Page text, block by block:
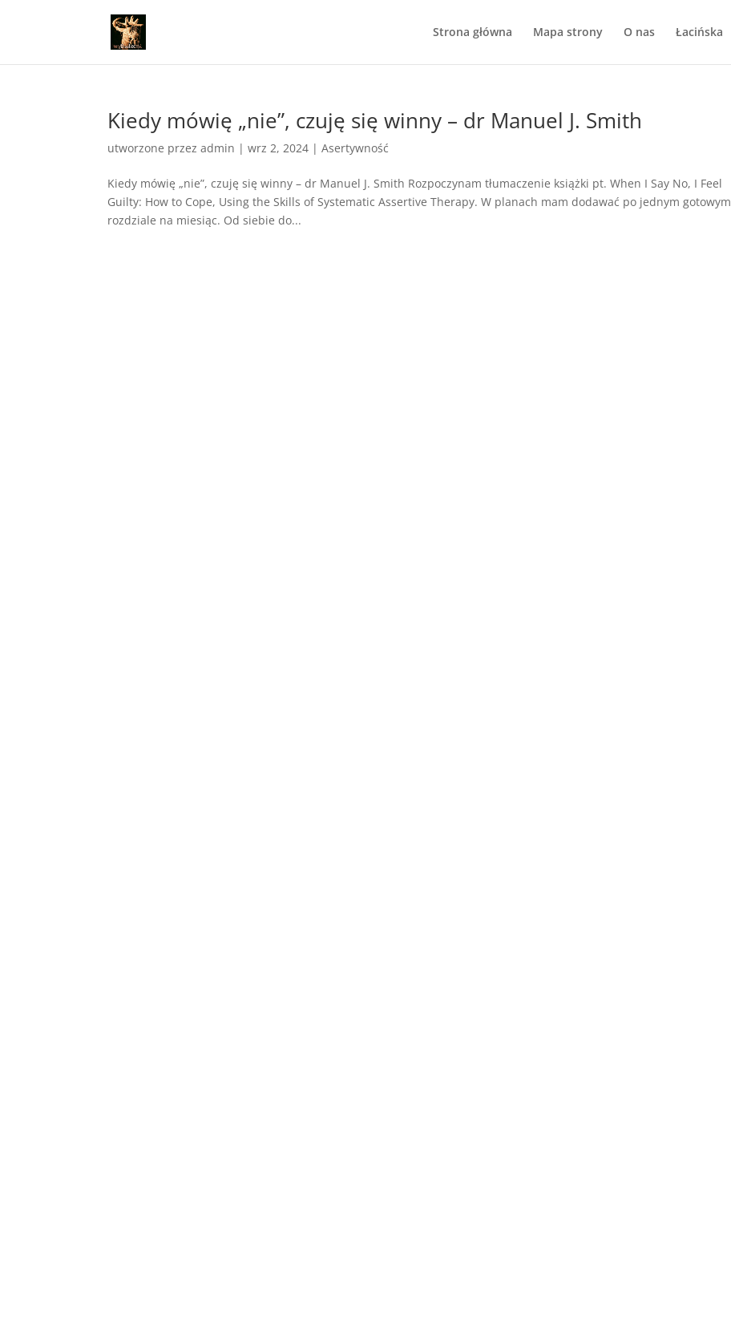
Strona główna Mapa strony O nas Łacińska
Kiedy mówię „nie”, czuję się winny – dr Manuel J. Smith
utworzone przezadmin |wrz 2, 2024 |Asertywność
Kiedy mówię „nie”, czuję się winny – dr Manuel J. Smith Rozpoczynam tłumaczenie książki pt. When I Say No, I Feel
Guilty: How to Cope, Using the Skills of Systematic Assertive Therapy. W planach mam dodawać po jednym gotowym
rozdziale na miesiąc. Od siebie do...